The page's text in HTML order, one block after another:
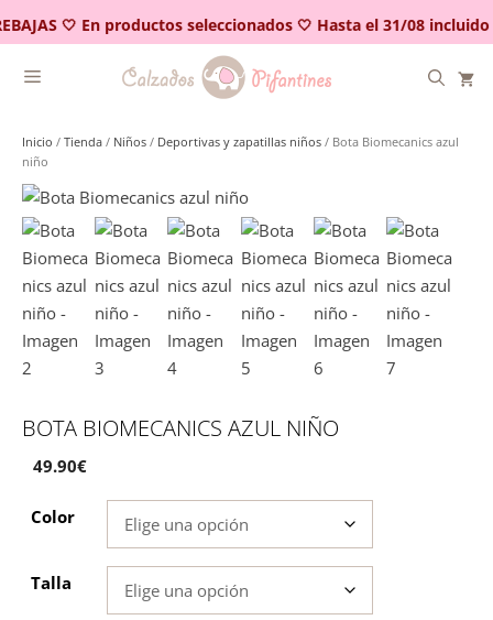
🤍 En productos seleccionados 🤍 Hasta el 31/08 incluido
al
contenido
Inicio / Tienda / Niños / Deportivas y zapatillas niños / Bota Biomecanics azul
niño
BOTA BIOMECANICS AZUL NIÑO
49.90€
Color
Talla